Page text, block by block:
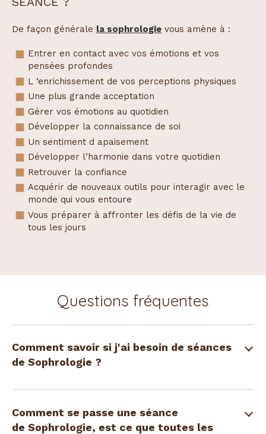
De façon générale la sophrologie vous amène à :
Entrer en contact avec vos émotions et vos
pensées profondes
L ‘enrichissement de vos perceptions physiques
Une plus grande acceptation
Gérer vos émotions au quotidien
Développer la connaissance de soi
Un sentiment d apaisement
Développer l’harmonie dans votre quotidien
Retrouver la confiance
Acquérir de nouveaux outils pour interagir avec le
monde qui vous entoure
Vous préparer à affronter les défis de la vie de
tous les jours
Questions fréquentes
Comment savoir si j'ai besoin de séances
de Sophrologie ?
Comment se passe une séance
de Sophrologie, est ce que toutes les